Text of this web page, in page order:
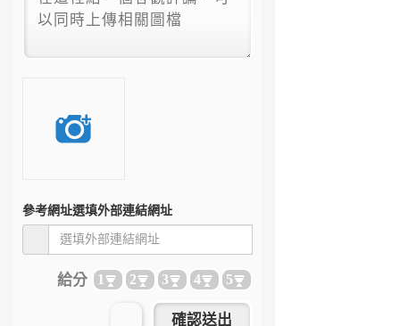
參考網址選填外部連結網址
給分 1 2 3 4 5